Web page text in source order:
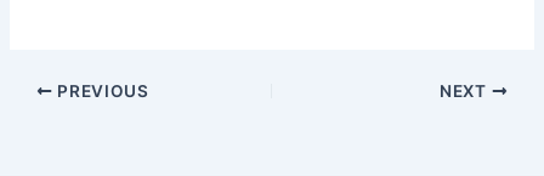
PREVIOUS NEXT